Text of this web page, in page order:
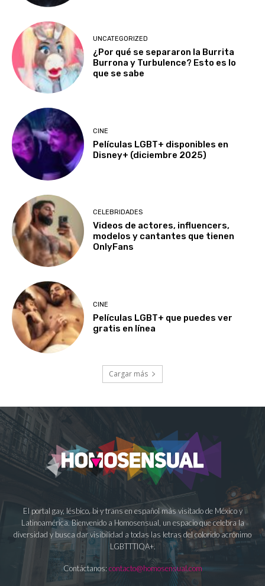
UNCATEGORIZED
¿Por qué se separaron la Burrita
Burrona y Turbulence? Esto es lo
que se sabe
CINE
Películas LGBT+ disponibles en
Disney+ (diciembre 2025)
CELEBRIDADES
Videos de actores, influencers,
modelos y cantantes que tienen
OnlyFans
CINE
Películas LGBT+ que puedes ver
gratis en línea
Cargar más
El portal gay, lésbico, bi y trans en español más visitado de México y
Latinoamérica. Bienvenido a Homosensual, un espacio que celebra la
diversidad y busca dar visibilidad a todas las letras del colorido acrónimo
LGBTTTIQA+.
Contáctanos: contacto@homosensual.com